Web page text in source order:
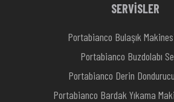
SERVİSLER
Portabianco Bulaşık
Portabianco Buzdolabı
Portabianco Derin
Portabianco Bardak Yıkama